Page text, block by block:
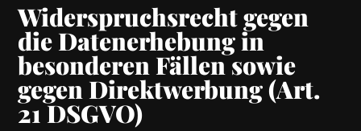
Widerspruchsrecht gegen
die Datenerhebung in
besonderen Fällen sowie
gegen Direktwerbung (Art.
21 DSGVO)